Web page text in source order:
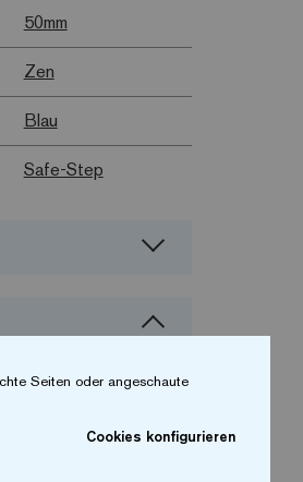
50mm
Zen
Blau
Safe-Step
Seiten oder angeschaute
Cookies konfigurieren